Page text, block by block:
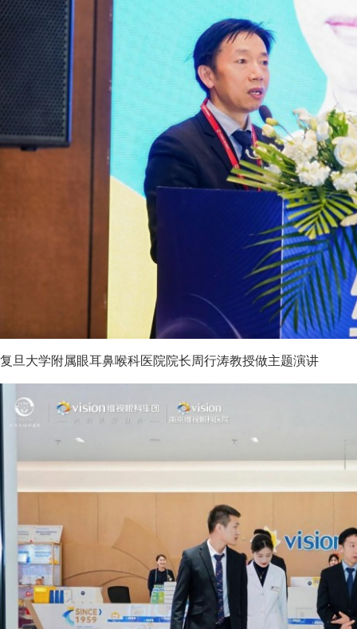
复旦大学附属眼耳鼻喉科医院院长周行涛教授做主题演讲